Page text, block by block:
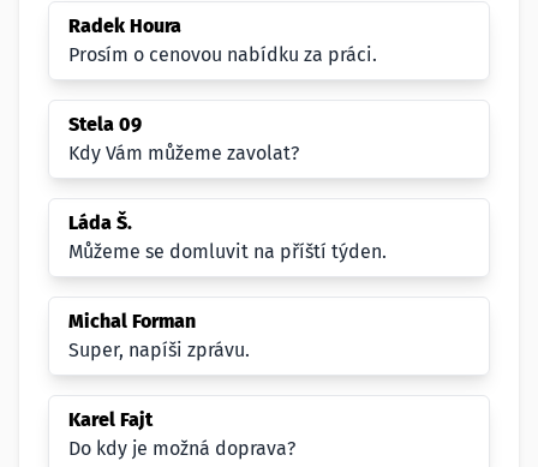
Radek Houra
Prosím o cenovou nabídku za práci.
Stela 09
Kdy Vám můžeme zavolat?
Láda Š.
Můžeme se domluvit na příští týden.
Michal Forman
Super, napíši zprávu.
Karel Fajt
Do kdy je možná doprava?